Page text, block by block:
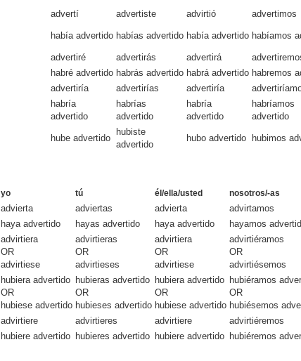
advertí advertiste advirtió
advertimos
había advertido habías advertido había advertido habíamos
advertiré advertirás advertirá
habré advertido habrás advertido habrá advertido habremos
advertiría advertirías advertiría
habría
advertido
habrías
advertido
habría
advertido
habríamos
advertido
hube advertido
hubiste
advertido
hubo advertido hubimos
yo tú él/ella/usted nosotros/-as
advierta adviertas advierta
advirtamos
haya advertido hayas advertido haya advertido hayamos
advirtiera
OR
advirtiese
advirtieras
OR
advirtieses
advirtiera
OR
advirtiese
advirtiéramos
OR
advirtiésemos
hubiera advertido
OR
hubiese advertido
hubieras advertido
OR
hubieses advertido
hubiera advertido
OR
hubiese advertido
hubiéramos
OR
hubiésemos
advirtiere advirtieres advirtiere
advirtiéremos
hubiere advertido hubieres advertido hubiere advertido hubiéremos